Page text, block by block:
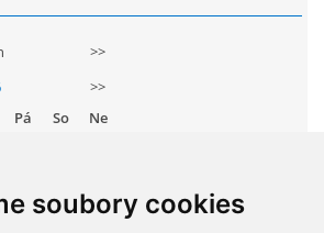
soubory cookies
KE ČTENÍ
SPORTOVNÍ HALY
>>
>>
Pá So
Ne
14 15
16